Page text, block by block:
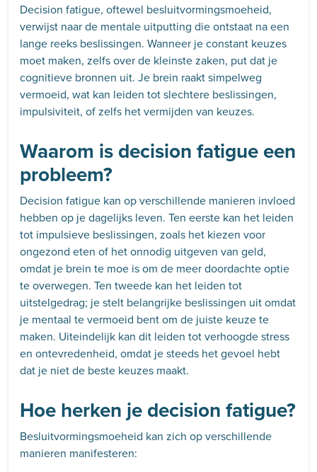
Decision fatigue, oftewel besluitvormingsmoeheid,
verwijst naar de mentale uitputting die ontstaat na een
lange reeks beslissingen. Wanneer je constant keuzes
moet maken, zelfs over de kleinste zaken, put dat je
cognitieve bronnen uit. Je brein raakt simpelweg
vermoeid, wat kan leiden tot slechtere beslissingen,
impulsiviteit, of zelfs het vermijden van keuzes.
Waarom is decision fatigue een
probleem?
Decision fatigue kan op verschillende manieren invloed
hebben op je dagelijks leven. Ten eerste kan het leiden
tot impulsieve beslissingen, zoals het kiezen voor
ongezond eten of het onnodig uitgeven van geld,
omdat je brein te moe is om de meer doordachte optie
te overwegen. Ten tweede kan het leiden tot
uitstelgedrag; je stelt belangrijke beslissingen uit omdat
je mentaal te vermoeid bent om de juiste keuze te
maken. Uiteindelijk kan dit leiden tot verhoogde stress
en ontevredenheid, omdat je steeds het gevoel hebt
dat je niet de beste keuzes maakt.
Hoe herken je decision fatigue?
Besluitvormingsmoeheid kan zich op verschillende
manieren manifesteren: